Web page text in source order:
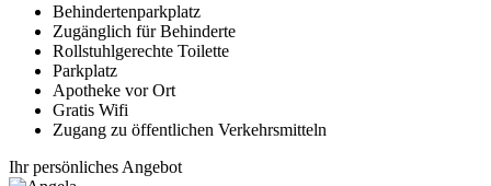
Behindertenparkplatz
Zugänglich für Behinderte
Rollstuhlgerechte Toilette
Parkplatz
Apotheke vor Ort
Gratis Wifi
Zugang zu öffentlichen Verkehrsmitteln
Ihr persönliches Angebot